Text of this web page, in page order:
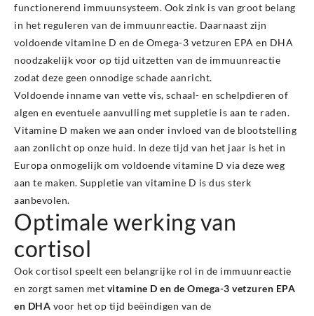
functionerend immuunsysteem. Ook zink is van groot belang
in het reguleren van de immuunreactie. Daarnaast zijn
voldoende vitamine D en de Omega-3 vetzuren EPA en DHA
noodzakelijk voor op tijd uitzetten van de immuunreactie
zodat deze geen onnodige schade aanricht.
Voldoende inname van vette vis, schaal- en schelpdieren of
algen en eventuele aanvulling met suppletie is aan te raden.
Vitamine D maken we aan onder invloed van de blootstelling
aan zonlicht op onze huid. In deze tijd van het jaar is het in
Europa onmogelijk om voldoende vitamine D via deze weg
aan te maken. Suppletie van vitamine D is dus sterk
aanbevolen.
Optimale werking van
cortisol
Ook cortisol speelt een belangrijke rol in de immuunreactie
en zorgt samen met vitamine D en de Omega-3 vetzuren EPA
en DHA voor het op tijd beëindigen van de